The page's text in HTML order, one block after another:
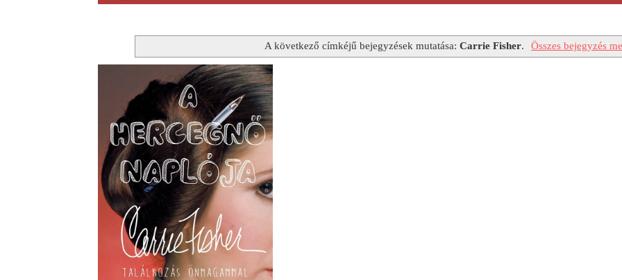
A következő címkéjű bejegyzések mutatása: Carrie Fisher. Összes bejegyzés